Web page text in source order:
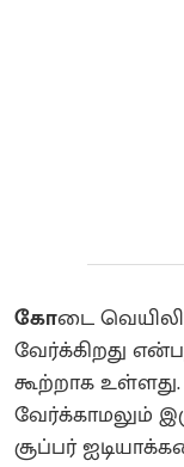
கோடை
வேர்க்கிறது
கூற்றாக
வேர்க்காமலும்
சூப்பர்